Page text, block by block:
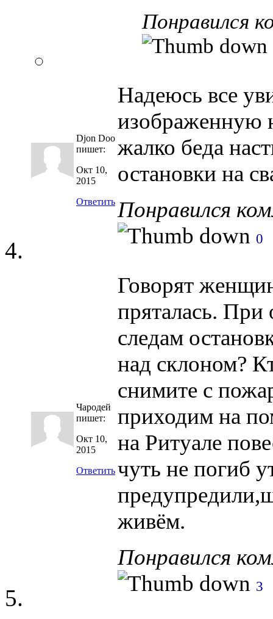
Понравился
Djon Doo
пишет:
Окт 10,
2015
Ответить
Надеюсь все
изображенную
жалко беда
остановки на
Понравился
0
Чародей
пишет:
Окт 10,
2015
Ответить
Говорят
пряталась. При
следам
над склоном?
снимите с
приходим на
на Ритуале
чуть не погиб
живём.
Понравился
3